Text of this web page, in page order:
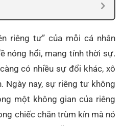
riêng tư” của mỗi cá nhân
nóng hổi, mang tính thời sự.
có nhiều sự đổi khác, xô
Ngày nay, sự riêng tư không
một không gian của riêng
chiếc chăn trùm kín mà nó